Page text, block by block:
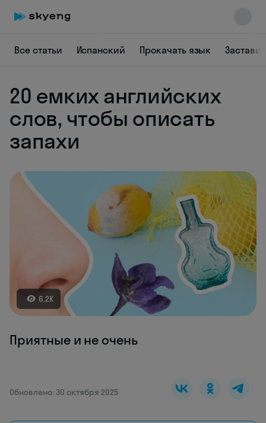
Все статьи Испанский Прокачать язык
20 емких английских
слов, чтобы описать
запахи
6.2K
Приятные и не очень
Обновлено: 30 октября 2025
Skyeng Chat